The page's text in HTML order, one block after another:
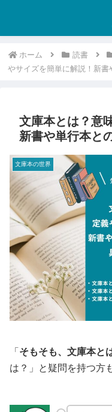
ホーム 読書
やサイズを簡単に解説！新
文庫本とは？意
新書や単行本と
文庫本の世界
「 そもそも、文庫本と
は？」と疑問を持つ方